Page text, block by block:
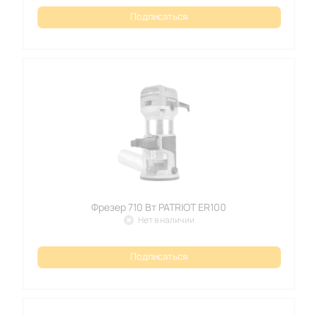
Подписаться
Фрезер 710 Вт PATRIOT ER100
Нет в наличии
Подписаться